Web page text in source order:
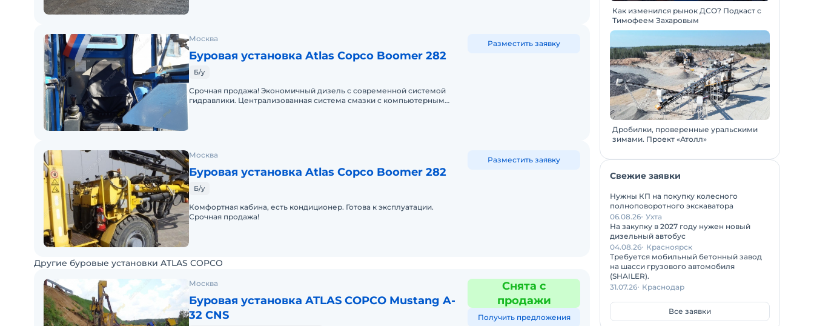
Москва
Буровая установка Atlas Copco Boomer 282
Б/у
Срочная продажа! Экономичный дизель с современной системой
гидравлики. Централизованная система смазки с компьютерным
Разместить заявку
Москва
Буровая установка Atlas Copco Boomer 282
Б/у
Комфортная кабина, есть кондиционер. Готова к эксплуатации.
Срочная продажа!
Разместить заявку
Другие буровые установки ATLAS COPCO
Москва
Буровая установка ATLAS COPCO Mustang A-
32 CNS
Снята с
продажи
Получить предложения
Как изменился рынок ДСО? Подкаст с
Тимофеем Захаровым
Дробилки, проверенные уральскими
зимами. Проект «Атолл»
Свежие заявки
Нужны КП на покупку колесного
полноповоротного экскаватора
06.08.26 Ухта
На закупку в 2027 году нужен новый
дизельный автобус
04.08.26 Красноярск
Требуется мобильный бетонный завод
на шасси грузового автомобиля
(SHAILER).
31.07.26 Краснодар
Все заявки